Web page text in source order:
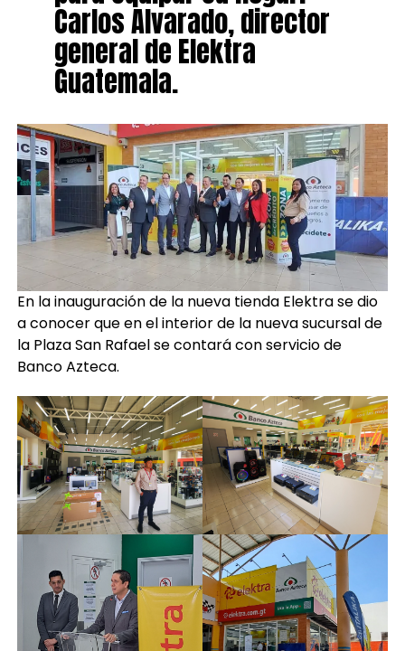
Carlos Alvarado, director
general de Elektra
Guatemala.
En la inauguración de la nueva tienda Elektra se dio
a conocer que en el interior de la nueva sucursal de
la Plaza San Rafael se contará con servicio de
Banco Azteca.